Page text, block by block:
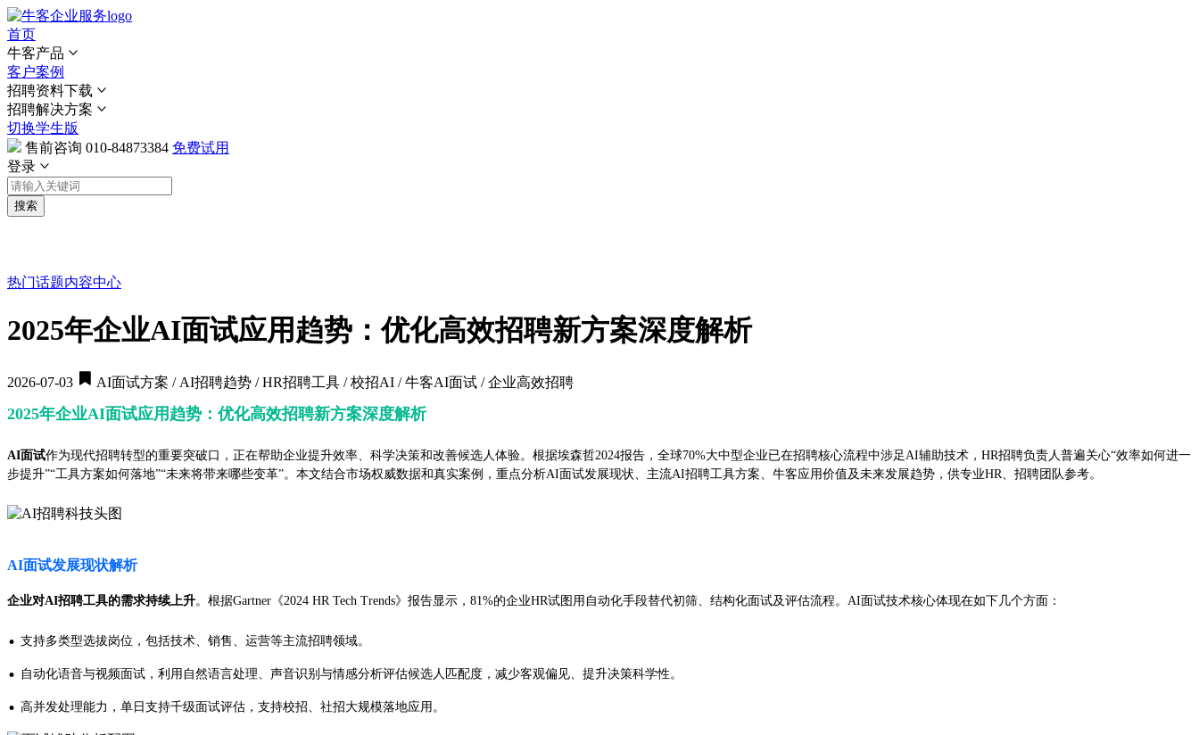
首页
牛客产品
客户案例
招聘资料下载
招聘解决方案
切换学生版
售前咨询 010-84873384 免费试用
登录
搜索
热门话题内容中心
2025年企业AI面试应用趋势：优化高效招聘新方案深度解析
2026-07-03 AI面试方案 / AI招聘趋势 / HR招聘工具 / 校招AI / 牛客AI面试 / 企业高效招聘
2025年企业AI面试应用趋势：优化高效招聘新方案深度解析
AI面试作为现代招聘转型的重要突破口，正在帮助企业提升效率、科学决策和改善候选人体验。根据埃森哲2024报告，全球70%大中型企业已在招聘核心流程中涉足AI辅助技术，HR招聘负责人普遍关心“效率如何进一
步提升”“工具方案如何落地”“未来将带来哪些变革”。本文结合市场权威数据和真实案例，重点分析AI面试发展现状、主流AI招聘工具方案、牛客应用价值及未来发展趋势，供专业HR、招聘团队参考。
AI面试发展现状解析
企业对AI招聘工具的需求持续上升。根据Gartner《2024 HR Tech Trends》报告显示，81%的企业HR试图用自动化手段替代初筛、结构化面试及评估流程。AI面试技术核心体现在如下几个方面：
· 支持多类型选拔岗位，包括技术、销售、运营等主流招聘领域。
· 自动化语音与视频面试，利用自然语言处理、声音识别与情感分析评估候选人匹配度，减少客观偏见、提升决策科学性。
· 高并发处理能力，单日支持千级面试评估，支持校招、社招大规模落地应用。